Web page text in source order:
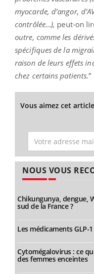
myocarde, d’angor,
contrôlée…), peut-on
outre, comme les
spécifiques de la
raison de leurs effets
chez certains patients.”
Vous aimez cet
NOUS VOUS
Chikungunya, dengue,
sud de la France ?
Les médicaments GLP-
Cytomégalovirus : ce
des femmes enceintes